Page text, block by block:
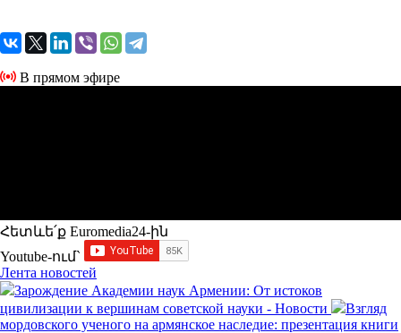
В прямом эфире
Հետևե՛ք Euromedia24-ին
Youtube-ում`
Лента новостей
Зарождение Академии наук Армении: От истоков
цивилизации к вершинам советской науки - Новости
Взгляд
мордовского ученого на армянское наследие: презентация книги